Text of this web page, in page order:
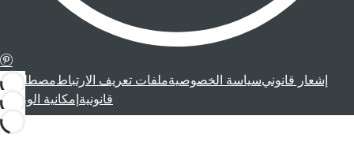
إشعار قانونيسياسة الخصوصيةملفات تعريف الارتباطمصطلحات
قانونية إمكانية الوصول